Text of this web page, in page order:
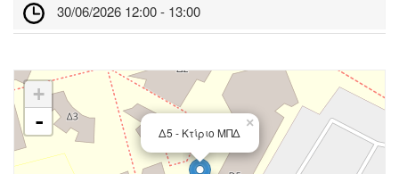
30/06/2026 12:00 - 13:00
×
Δ5 - Κτίριο ΜΠΔ
+
-